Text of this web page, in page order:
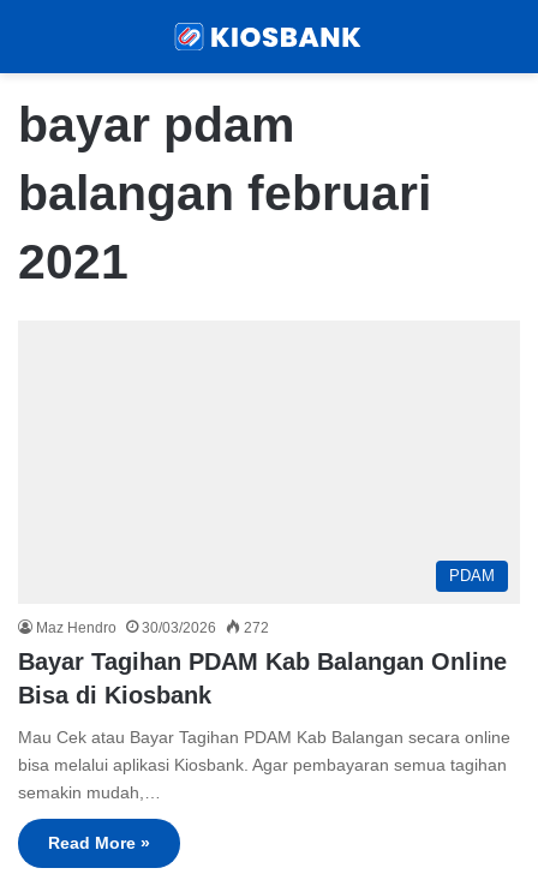
bayar pdam
balangan februari
2021
PDAM
Maz Hendro 30/03/2026 272
Bayar Tagihan PDAM Kab Balangan Online
Bisa di Kiosbank
Mau Cek atau Bayar Tagihan PDAM Kab Balangan secara online
bisa melalui aplikasi Kiosbank. Agar pembayaran semua tagihan
semakin mudah,…
Read More »